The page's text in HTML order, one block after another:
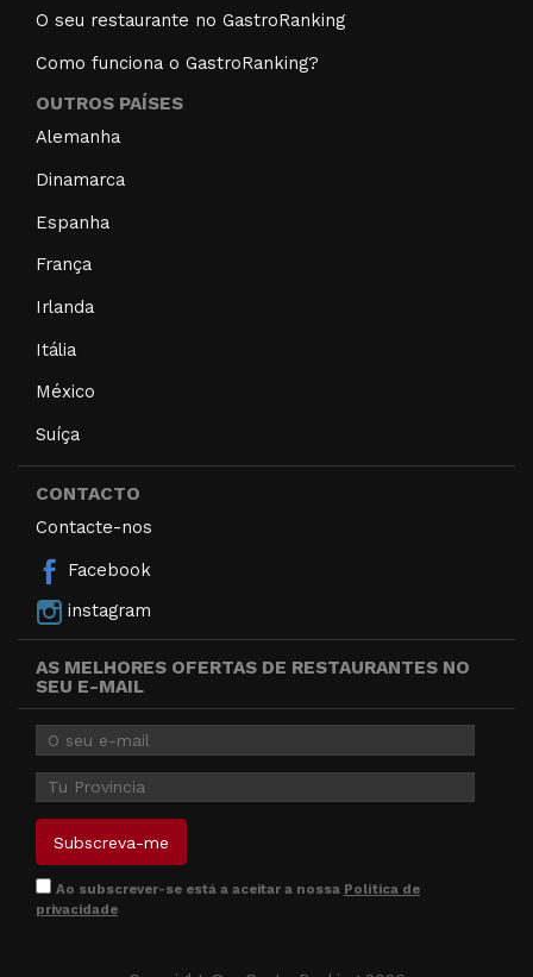
O seu restaurante no GastroRanking
Como funciona o GastroRanking?
OUTROS PAÍSES
Alemanha
Dinamarca
Espanha
França
Irlanda
Itália
México
Suíça
CONTACTO
Contacte-nos
Facebook
instagram
AS MELHORES OFERTAS DE RESTAURANTES NO
SEU E-MAIL
Ao subscrever-se está a aceitar a nossa Política de
privacidade